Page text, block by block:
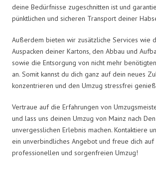
deine Bedürfnisse zugeschnitten ist und
pünktlichen und sicheren Transport deiner
Außerdem bieten wir zusätzliche Services wie
Auspacken deiner Kartons, den Abbau und
sowie die Entsorgung von nicht mehr
an. Somit kannst du dich ganz auf dein neues
konzentrieren und den Umzug stressfrei
Vertraue auf die Erfahrungen von
und lass uns deinen Umzug von Mainz nach
unvergesslichen Erlebnis machen. Kontaktiere
ein unverbindliches Angebot und freue dich auf
professionellen und sorgenfreien Umzug!